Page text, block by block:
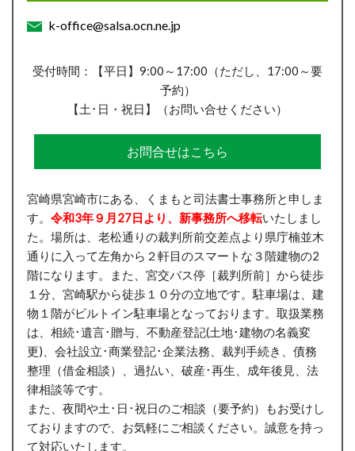
k-office@salsa.ocn.ne.jp
受付時間：【平日】9:00～17:00（ただし、17:00～要
予約）
【土･日・祝日】（お問い合せください）
お問合せはこちら
宮崎県宮崎市にある、くまもと司法書士事務所と申しま
す。 令和3年９月27日より、新事務所へ移転いたしまし
た。場所は、老松通りの裁判所前交差点より県庁楠並木
通りに入って左角から２軒目のスマートな３階建物の2
階になります。また、宮交バス停［裁判所前］から徒歩
１分、宮崎駅から徒歩１０分の立地です。駐車場は、建
物１階がビルトイン駐車場となっております。取扱業務
は、相続･遺言･贈与、不動産登記(土地･建物の名義変
更)、会社設立･商業登記･企業法務、裁判手続き、債務
整理（借金相談）、過払い、破産･再生、成年後見、法
律相談等です。
また、夜間や土･日･祝日のご相談（要予約）もお受けし
ておりますので、お気軽にご相談ください。誠意を持っ
て対応いたします。